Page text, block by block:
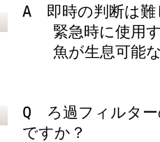
A 即時の判断は難
緊急時に使用す
魚が生息可能な
Q ろ過フィルター
ですか？